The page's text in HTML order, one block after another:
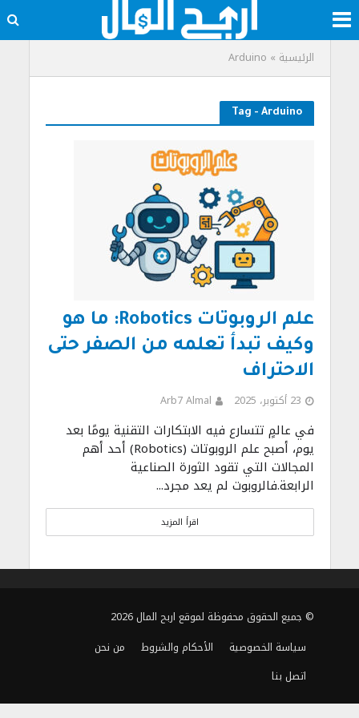
الرئيسية »
Arduino
Tag - Arduino
علم الروبوتات Robotics: ما هو
وكيف تبدأ تعلمه من الصفر حتى
الاحتراف
23 أكتوبر، 2025 Arb7 Almal
في عالمٍ تتسارع فيه الابتكارات التقنية يومًا بعد
يوم، أصبح علم الروبوتات (Robotics) أحد أهم
المجالات التي تقود الثورة الصناعية
الرابعة.فالروبوت لم يعد مجرد...
اقرأ المزيد
© جميع الحقوق محفوظة لموقع اربح المال 2026
سياسة الخصوصية
الأحكام والشروط
من نحن
اتصل بنا